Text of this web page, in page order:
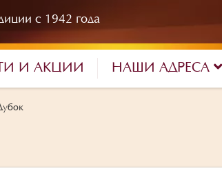
с 1942 года
И АКЦИИ НАШИ АДРЕСА